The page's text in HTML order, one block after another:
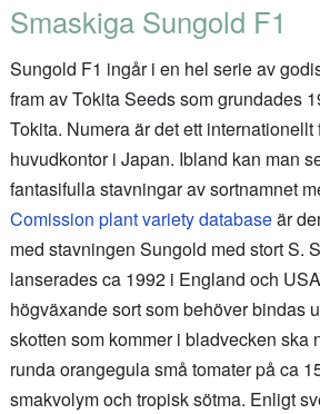
Smaskiga Sungold F1
Sungold F1 ingår i en hel serie av
fram av Tokita Seeds som grundades
Tokita. Numera är det ett internationellt
huvudkontor i Japan. Ibland kan man
fantasifulla stavningar av sortnamnet
Comission plant variety databaseär
med stavningen Sungold med stort S.
lanserades ca 1992 i England och
högväxande sort som behöver bindas
skotten som kommer i bladvecken ska
runda orangegula små tomater på ca
smakvolym och tropisk sötma. Enligt